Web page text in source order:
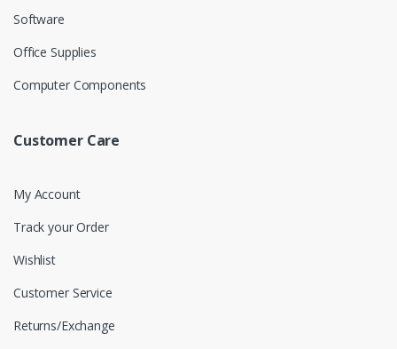
Software
Office Supplies
Computer Components
Customer Care
My Account
Track your Order
Wishlist
Customer Service
Returns/Exchange